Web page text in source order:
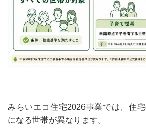
みらいエコ住宅2026事業では、住
になる世帯が異なります。